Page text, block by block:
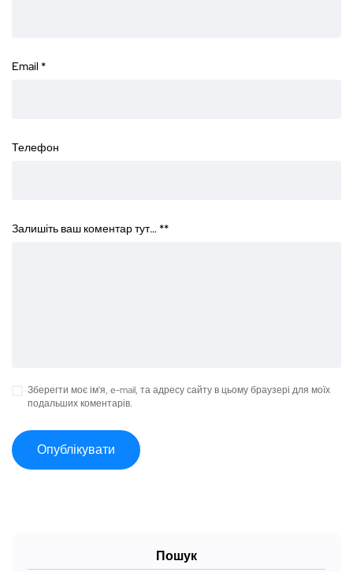
Email *
Телефон
Залишіть ваш коментар тут… **
Зберегти моє ім'я, e-mail, та адресу сайту в цьому браузері для моїх
подальших коментарів.
Пошук